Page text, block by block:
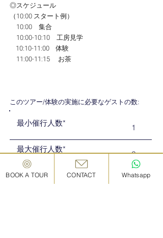
◎スケジュール
（10:00 スタート例）
10:00 集合
10:00-10:10 工房見学
10:10-11:00 体験
11:00-11:15 お茶​
このツアー/体験の実施に必要なゲストの数:
最小催行人数* 1
最大催行人数*
6
※ツアー・体験が中止となった場合、公式サイトからご
BOOK A TOUR CONTACT Whatsapp